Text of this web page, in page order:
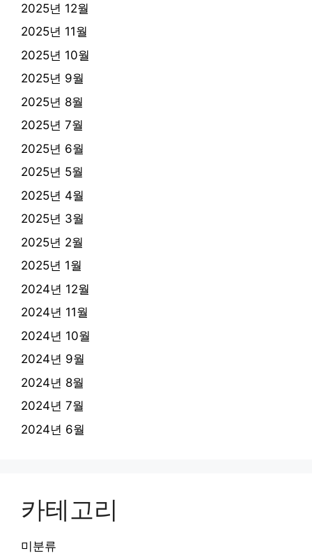
2025년 12월
2025년 11월
2025년 10월
2025년 9월
2025년 8월
2025년 7월
2025년 6월
2025년 5월
2025년 4월
2025년 3월
2025년 2월
2025년 1월
2024년 12월
2024년 11월
2024년 10월
2024년 9월
2024년 8월
2024년 7월
2024년 6월
카테고리
미분류